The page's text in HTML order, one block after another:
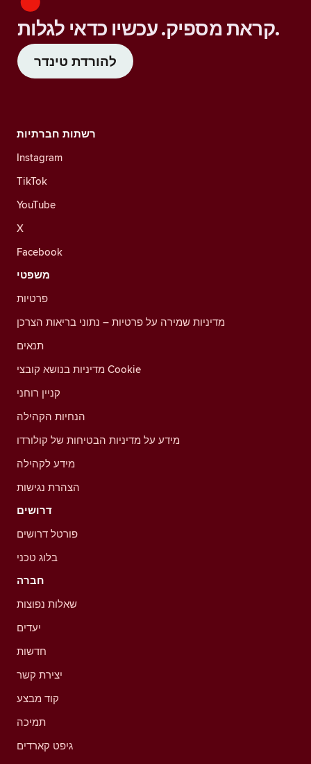
קראת מספיק. עכשיו כדאי לגלות.
להורדת טינדר
רשתות חברתיות
Instagram
TikTok
YouTube
X
Facebook
משפטי
פרטיות
מדיניות שמירה על פרטיות – נתוני בריאות הצרכן
תנאים
מדיניות בנושא קובצי Cookie
קניין רוחני
הנחיות הקהילה
מידע על מדיניות הבטיחות של קולורדו
מידע לקהילה
הצהרת נגישות
דרושים
פורטל דרושים
בלוג טכני
חברה
שאלות נפוצות
יעדים
חדשות
יצירת קשר
קוד מבצע
תמיכה
גיפט קארדים